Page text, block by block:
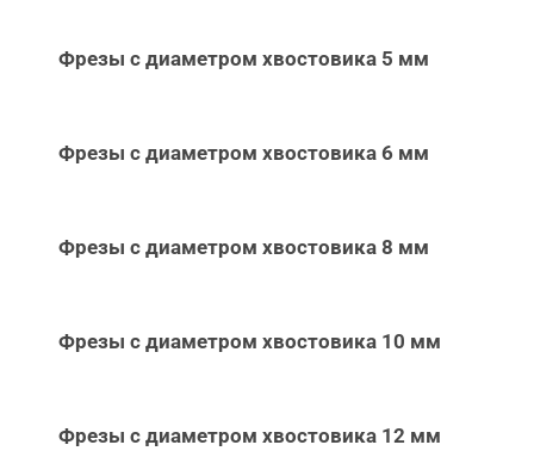
Фрезы с диаметром хвостовика 5 мм
Фрезы с диаметром хвостовика 6 мм
Фрезы с диаметром хвостовика 8 мм
Фрезы с диаметром хвостовика 10 мм
Фрезы с диаметром хвостовика 12 мм